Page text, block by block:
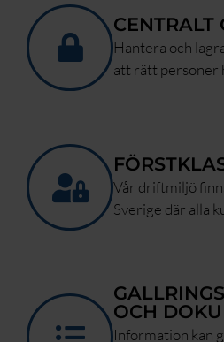
CENTRALT
Hantera och
att rätt personer
Vår driftmiljö
Sverige där alla
OCH
Information kan